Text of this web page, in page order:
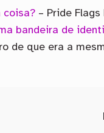
coisa?– Pride Flags
bandeira de
de que era a